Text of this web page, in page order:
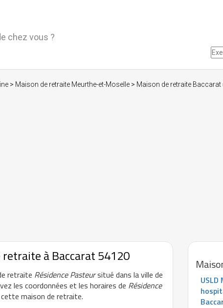
chez vous ?
> Maison de retraite Meurthe-et-Moselle > Maison de retraite Baccarat
retraite à Baccarat 54120
retraite Résidence Pasteursitué dans la ville de
les coordonnées et les horaires de Résidence
maison de retraite.
USLD